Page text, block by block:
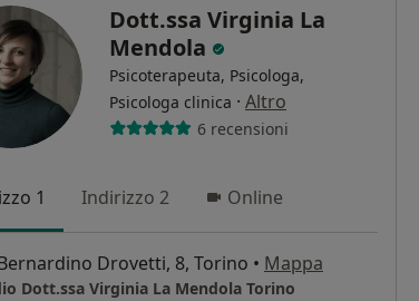
Dott.ssa Virginia La
Mendola
Psicoterapeuta, Psicologa,
Psicologa clinica · Altro
6 recensioni
1 Indirizzo 2 Online
Drovetti, 8, Torino • Mappa
Dott.ssa Virginia La Mendola Torino